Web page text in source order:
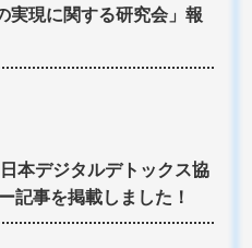
実現に関する研究会」報
本デジタルデトックス協
記事を掲載しました！